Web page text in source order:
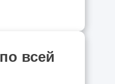
всей